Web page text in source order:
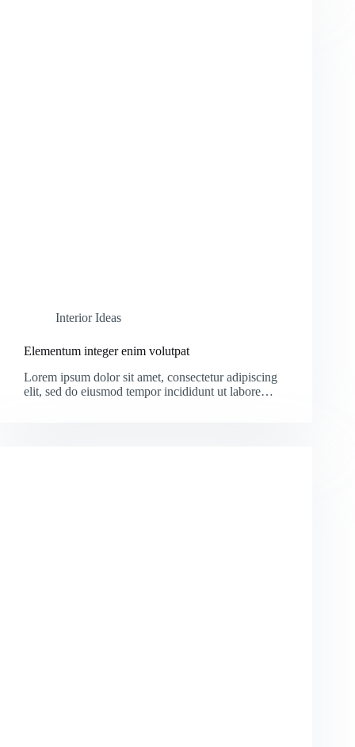
Interior Ideas
Elementum integer enim volutpat
Lorem ipsum dolor sit amet, consectetur adipiscing
elit, sed do eiusmod tempor incididunt ut labore…